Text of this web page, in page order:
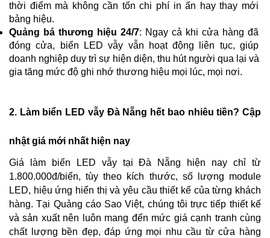
thời điểm mà không cần tốn chi phí in ấn hay thay mới
bảng hiệu.
Quảng bá thương hiệu 24/7: Ngay cả khi cửa hàng đã
đóng cửa, biển LED vẫy vẫn hoạt động liên tục, giúp
doanh nghiệp duy trì sự hiện diện, thu hút người qua lại và
gia tăng mức độ ghi nhớ thương hiệu mọi lúc, mọi nơi.
2. Làm biển LED vẫy Đà Nẵng hết bao nhiêu tiền? Cập
nhật giá mới nhất hiện nay
Giá làm biển LED vẫy tại Đà Nẵng hiện nay chỉ từ
1.800.000đ/biển, tùy theo kích thước, số lượng module
LED, hiệu ứng hiển thị và yêu cầu thiết kế của từng khách
hàng. Tại Quảng cáo Sao Việt, chúng tôi trực tiếp thiết kế
và sản xuất nên luôn mang đến mức giá cạnh tranh cùng
chất lượng bền đẹp, đáp ứng mọi nhu cầu từ cửa hàng